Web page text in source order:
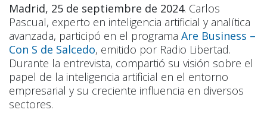
Madrid, 25 de septiembre de 2024. Carlos
Pascual, experto en inteligencia artificial y analítica
avanzada, participó en el programa Are Business –
Con S de Salcedo, emitido por Radio Libertad.
Durante la entrevista, compartió su visión sobre el
papel de la inteligencia artificial en el entorno
empresarial y su creciente influencia en diversos
sectores.